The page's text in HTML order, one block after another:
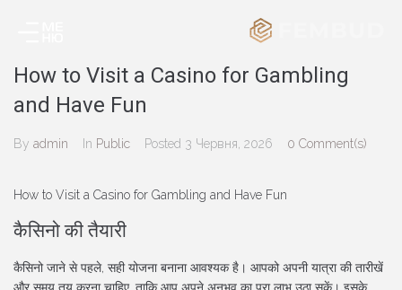
How to Visit a Casino for Gambling
and Have Fun
By admin In Public Posted 3 Червня, 2026 0 Comment(s)
How to Visit a Casino for Gambling and Have Fun
कैसिनो की तैयारी
कैसिनो जाने से पहले, सही योजना बनाना आवश्यक है। आपको अपनी यात्रा की तारीखें